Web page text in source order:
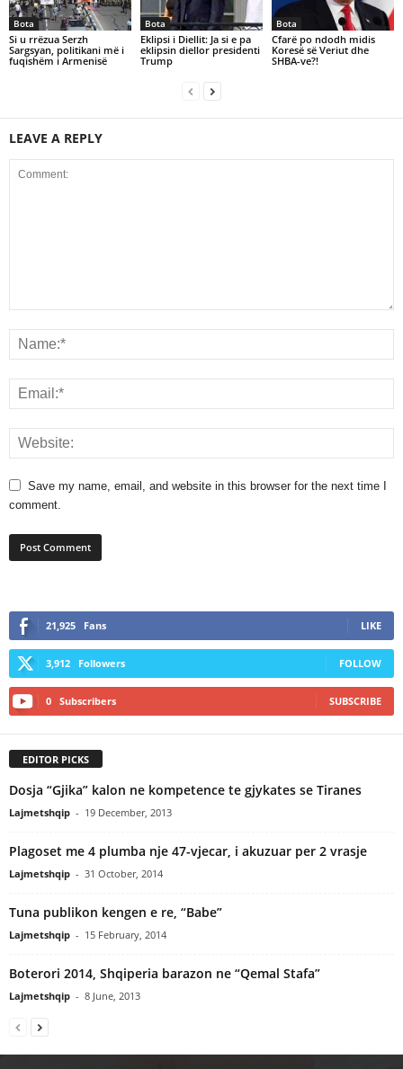
Bota
Si u rrëzua Serzh
Sargsyan, politikani më i
fuqishëm i Armenisë
Bota
Eklipsi i Diellit: Ja si e pa
eklipsin diellor presidenti
Trump
Bota
Cfarë po ndodh midis
Koresë së Veriut dhe
SHBA-ve?!
LEAVE A REPLY
Save my name, email, and website in this browser for the next time I
comment.
21,925 Fans LIKE
3,912 Followers FOLLOW
0 Subscribers SUBSCRIBE
EDITOR PICKS
Dosja “Gjika” kalon ne kompetence te gjykates se Tiranes
Lajmetshqip - 19 December, 2013
Plagoset me 4 plumba nje 47-vjecar, i akuzuar per 2 vrasje
Lajmetshqip - 31 October, 2014
Tuna publikon kengen e re, “Babe”
Lajmetshqip - 15 February, 2014
Boterori 2014, Shqiperia barazon ne “Qemal Stafa”
Lajmetshqip - 8 June, 2013